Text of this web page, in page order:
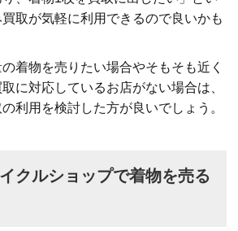
取が気軽に利用できるので良いかも
着物を売りたい場合やそもそも近く
に対応しているお店がない場合は、
利用を検討した方が良いでしょう。
クルショップで着物を売る